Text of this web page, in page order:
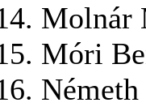
Molnár
Móri
Németh